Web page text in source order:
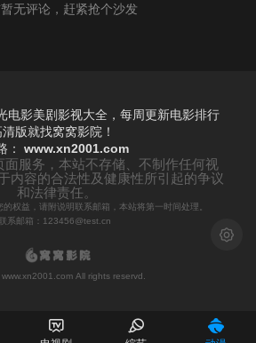
无评论，赶紧抢个沙发
浅色模
电影美剧影视大全，每周更新电影排行
版就找窝窝影院！
： www.xn2001.com
面服务，本站不存储、不制作任何视
内容的合法性及健康性所引起的争议
和法律责任。
权益，请附说明联系邮箱，本站将第一时间处理。
联系邮箱：123456@test.cn
All rights reservd.